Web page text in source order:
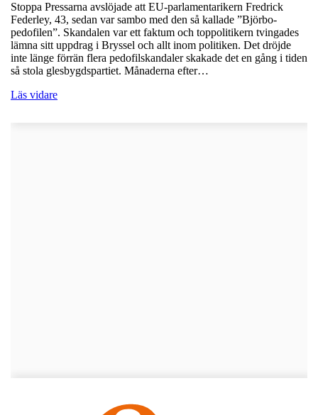
Stoppa Pressarna avslöjade att EU-parlamentarikern Fredrick
Federley, 43, sedan var sambo med den så kallade ”Björbo-
pedofilen”. Skandalen var ett faktum och toppolitikern tvingades
lämna sitt uppdrag i Bryssel och allt inom politiken. Det dröjde
inte länge förrän flera pedofilskandaler skakade det en gång i tiden
så stola glesbygdspartiet. Månaderna efter…
Läs vidare